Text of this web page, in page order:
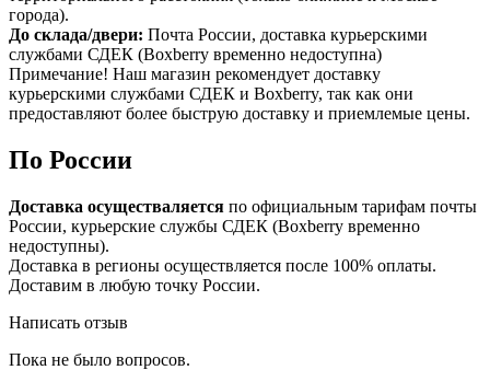
города).
До склада/двери: Почта России, доставка курьерскими
службами СДЕК (Boxberry временно недоступна)
Примечание! Наш магазин рекомендует доставку
курьерскими службами СДЕК и Boxberry, так как они
предоставляют более быструю доставку и приемлемые цены.
По России
Доставка осуществаляется по официальным тарифам почты
России, курьерские службы СДЕК (Boxberry временно
недоступны).
Доставка в регионы осуществляется после 100% оплаты.
Доставим в любую точку России.
Написать отзыв
Пока не было вопросов.